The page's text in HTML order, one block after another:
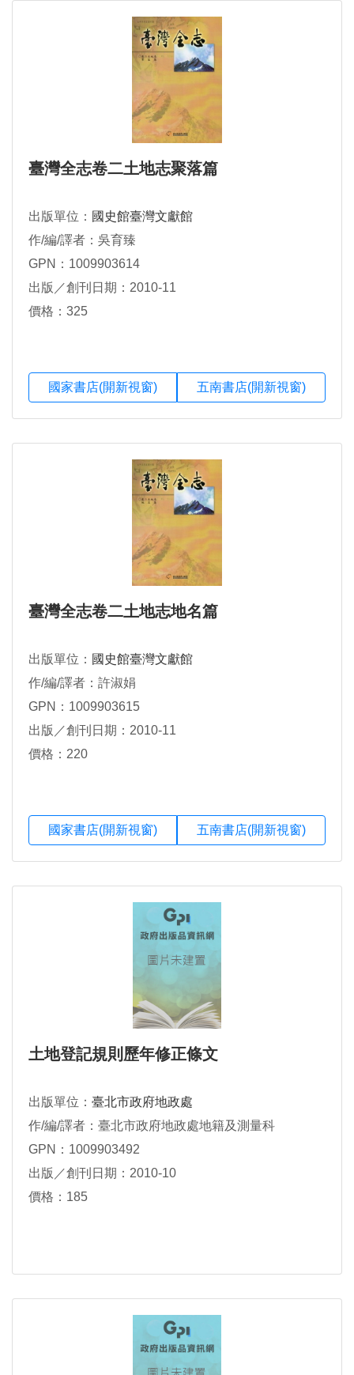
臺灣全志卷二土地志聚落篇
出版單位： 國史館臺灣文獻館
作/編/譯者：吳育臻
GPN：1009903614
出版／創刊日期：2010-11
價格：325
國家書店(開新視窗) 五南書店(開新視窗)
臺灣全志卷二土地志地名篇
出版單位： 國史館臺灣文獻館
作/編/譯者：許淑娟
GPN：1009903615
出版／創刊日期：2010-11
價格：220
國家書店(開新視窗) 五南書店(開新視窗)
土地登記規則歷年修正條文
出版單位： 臺北市政府地政處
作/編/譯者：臺北市政府地政處地籍及測量科
GPN：1009903492
出版／創刊日期：2010-10
價格：185